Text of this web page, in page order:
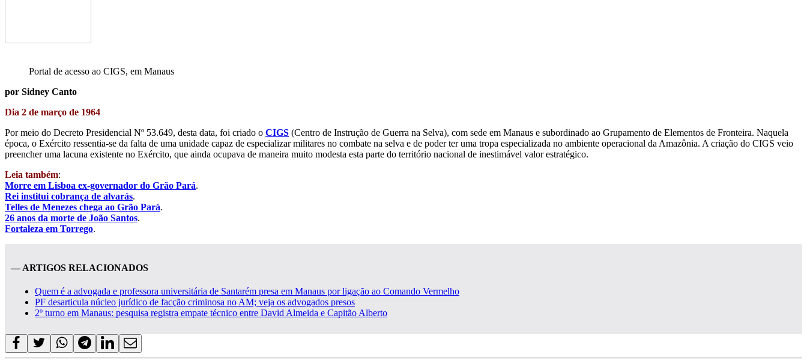
Portal de acesso ao CIGS, em Manaus
por Sidney Canto
Dia 2 de março de 1964
Por meio do Decreto Presidencial Nº 53.649, desta data, foi criado o CIGS (Centro de Instrução de Guerra na Selva), com sede em Manaus e subordinado ao Grupamento de Elementos de Fronteira. Naquela
época, o Exército ressentia-se da falta de uma unidade capaz de especializar militares no combate na selva e de poder ter uma tropa especializada no ambiente operacional da Amazônia. A criação do CIGS veio
preencher uma lacuna existente no Exército, que ainda ocupava de maneira muito modesta esta parte do território nacional de inestimável valor estratégico.
Leia também:
Morre em Lisboa ex-governador do Grão Pará.
Rei institui cobrança de alvarás.
Telles de Menezes chega ao Grão Pará.
26 anos da morte de João Santos.
Fortaleza em Torrego.
— ARTIGOS RELACIONADOS
Quem é a advogada e professora universitária de Santarém presa em Manaus por ligação ao Comando Vermelho
PF desarticula núcleo jurídico de facção criminosa no AM; veja os advogados presos
2º turno em Manaus: pesquisa registra empate técnico entre David Almeida e Capitão Alberto